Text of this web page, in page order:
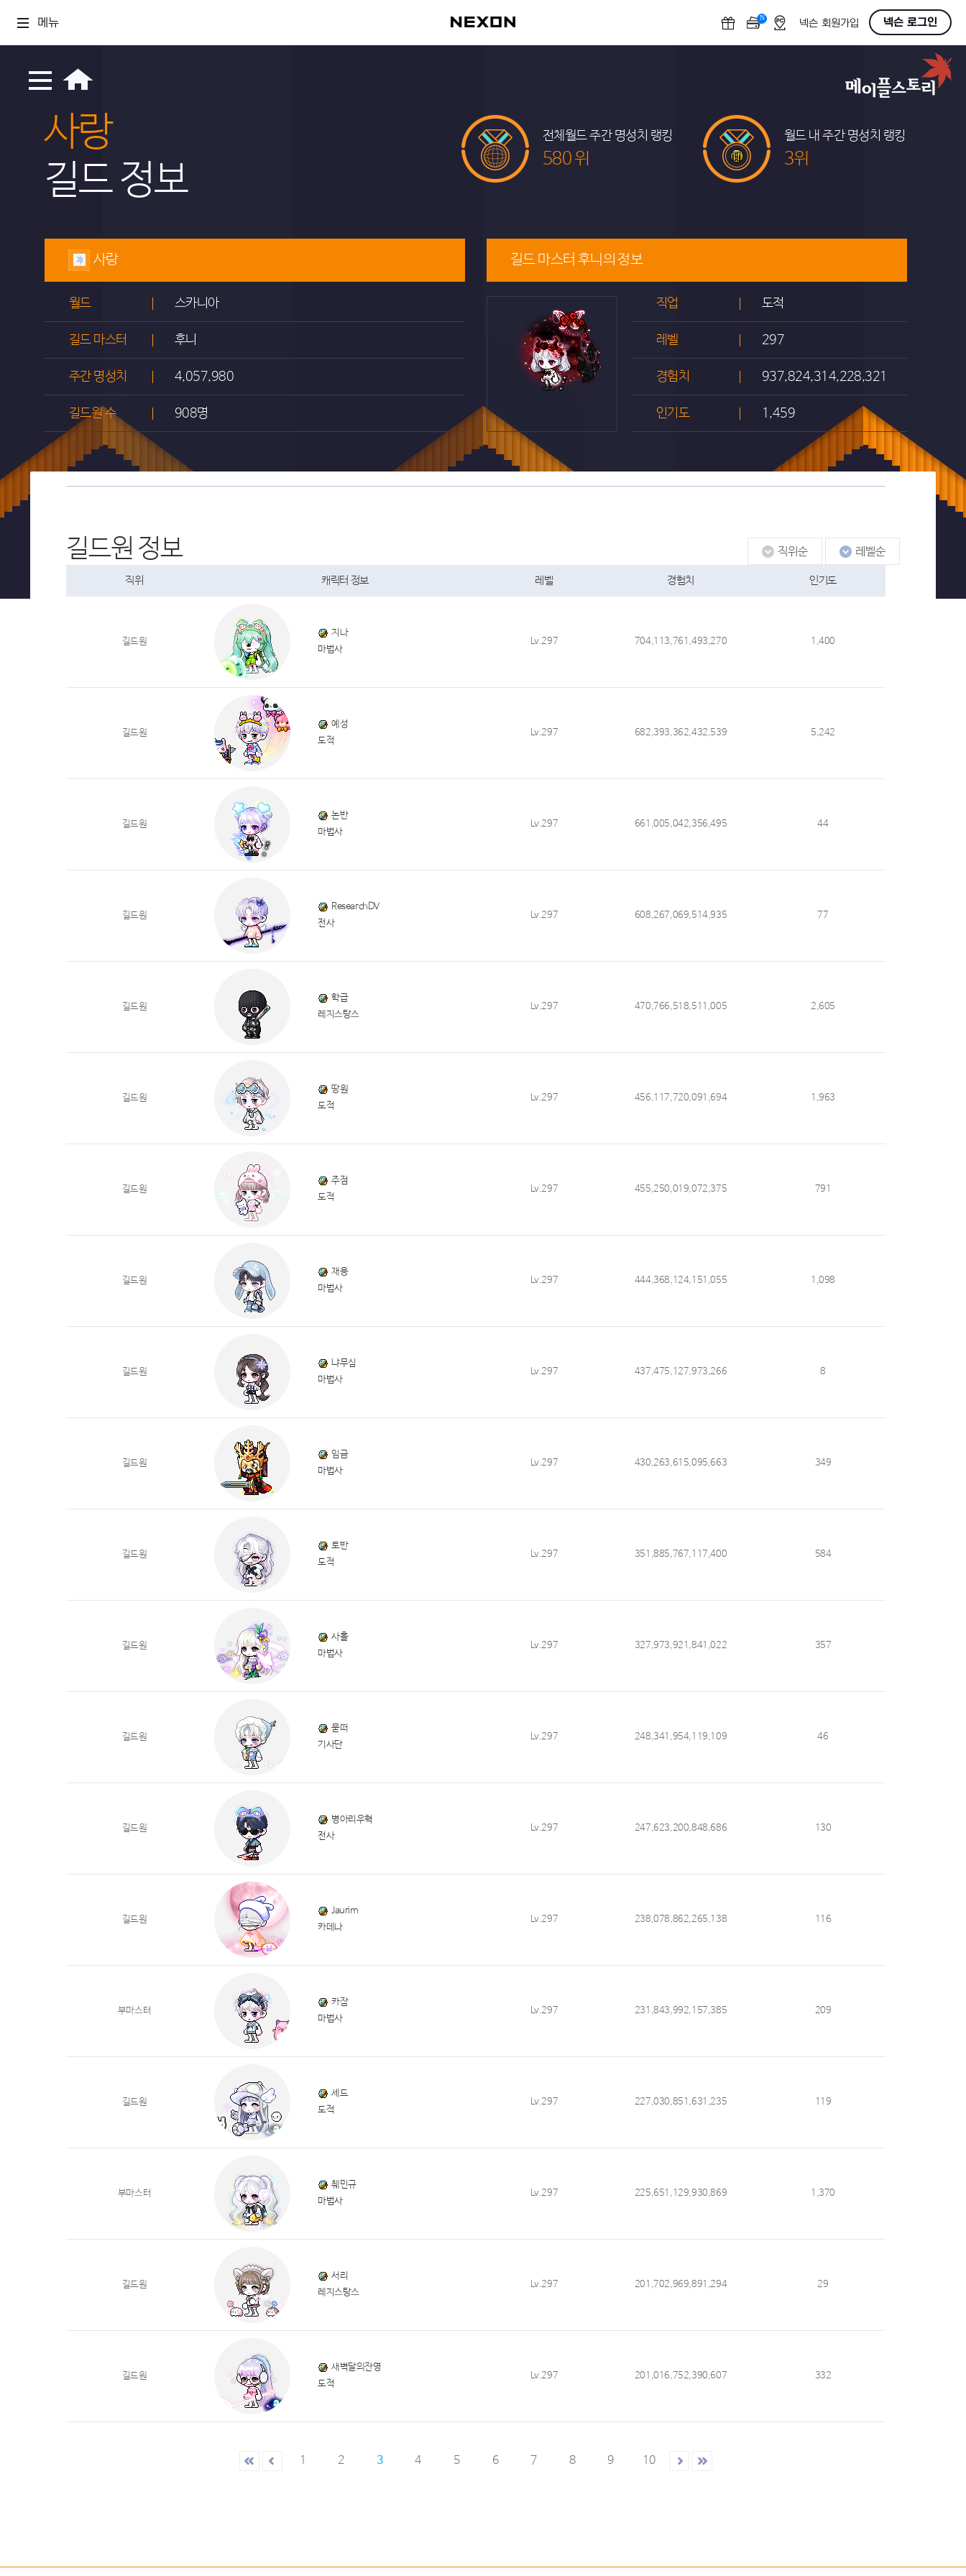
메뉴 N OFF넥슨 회원가입 넥슨 로그인
사랑
길드 정보
전체월드 주간 명성치 랭킹
580 위
월드 내 주간 명성치 랭킹
3위
사랑
월드 스카니아
길드 마스터 후니
주간 명성치 4,057,980
길드원 수 908명
길드 마스터 후니의 정보
직업 도적
레벨 297
경험치 937,824,314,228,321
인기도 1,459
길드원 정보
직위 캐릭터 정보 레벨 경험치 인기도
길드원
지나
마법사
Lv.297 704,113,761,493,270 1,400
길드원
예성
도적
Lv.297 682,393,362,432,539 5,242
길드원
논반
마법사
Lv.297 661,005,042,356,495 44
길드원
ResearchDV
전사
Lv.297 608,267,069,514,935 77
길드원
학급
레지스탕스
Lv.297 470,766,518,511,005 2,605
길드원
땅원
도적
Lv.297 456,117,720,091,694 1,963
길드원
주점
도적
Lv.297 455,250,019,072,375 791
길드원
재용
마법사
Lv.297 444,368,124,151,055 1,098
길드원
냐무심
마법사
Lv.297 437,475,127,973,266 8
길드원
임금
마법사
Lv.297 430,263,615,095,663 349
길드원
토반
도적
Lv.297 351,885,767,117,400 584
길드원
사홀
마법사
Lv.297 327,973,921,841,022 357
길드원
묻떠
기사단
Lv.297 248,341,954,119,109 46
길드원
병아리우혁
전사
Lv.297 247,623,200,848,686 130
길드원
Jaurim
카데나
Lv.297 238,078,862,265,138 116
부마스터
카잠
마법사
Lv.297 231,843,992,157,385 209
길드원
세드
도적
Lv.297 227,030,851,631,235 119
부마스터
췌민규
마법사
Lv.297 225,651,129,930,869 1,370
길드원
서리
레지스탕스
Lv.297 201,702,969,891,294 29
길드원
새벽달의잔영
도적
Lv.297 201,016,752,390,607 332
1 2 3 4 5 6 7 8 9 10